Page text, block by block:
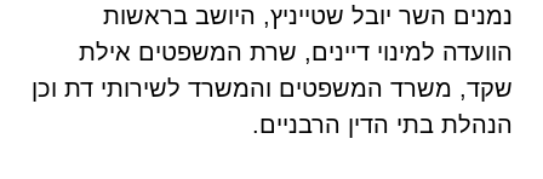
נמנים השר יובל שטייניץ, היושב בראשות
הוועדה למינוי דיינים, שרת המשפטים אילת
שקד, משרד המשפטים והמשרד לשירותי דת וכן
הנהלת בתי הדין הרבניים.